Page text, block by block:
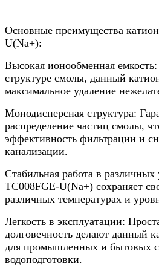
Основные преимущества
U(Na+):
Высокая ионообменная
структуре смолы, данный
максимальное удаление
Монодисперсная структура:
распределение частиц смолы,
эффективность фильтрации и
канализации.
Стабильная работа в
ТС008FGE-U(Na+) сохраняет
различных температурах и
Легкость в эксплуатации:
долговечность делают данный
для промышленных и бытовых
водоподготовки.